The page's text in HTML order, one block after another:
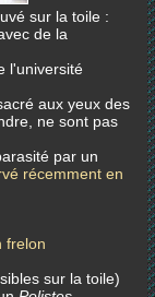
sur la toile :
avec de la
l'université
aux yeux des
ne sont pas
par un
récemment en
frelon
sur la toile)